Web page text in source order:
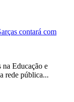
Educação e
rede pública...